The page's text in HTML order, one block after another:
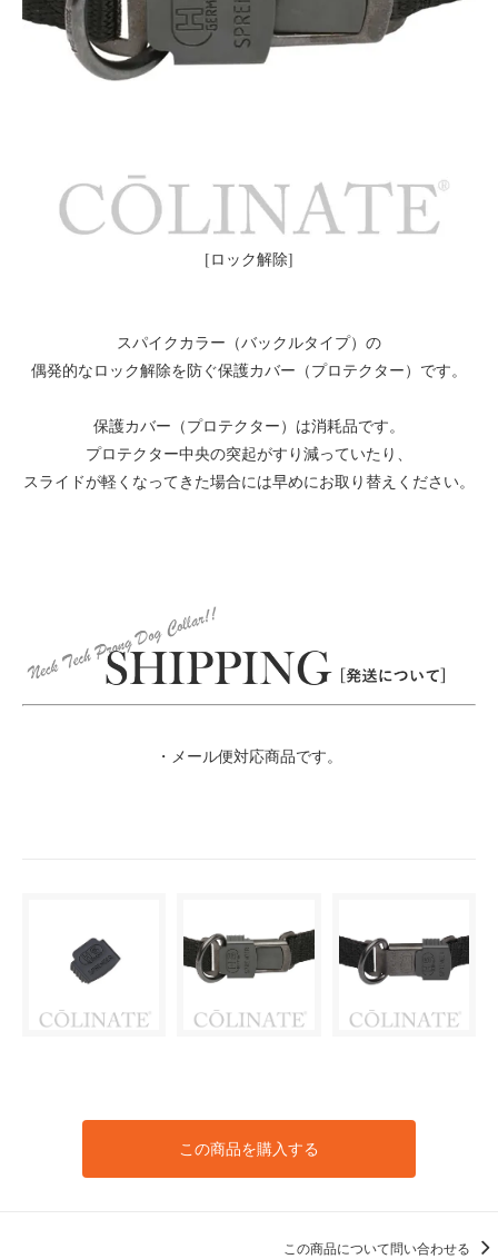
[ロック解除]
スパイクカラー（バックルタイプ）の
偶発的なロック解除を防ぐ保護カバー（プロテクター）です。
保護カバー（プロテクター）は消耗品です。
プロテクター中央の突起がすり減っていたり、
スライドが軽くなってきた場合には早めにお取り替えください。
・メール便対応商品です。
この商品を購入する
この商品について問い合わせる